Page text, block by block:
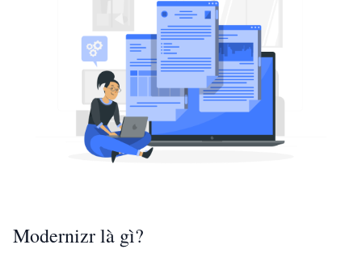
Modernizr là gì?